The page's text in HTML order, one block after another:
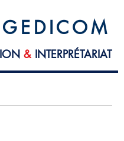
E D I C O M
&INTERPRÉTARIAT